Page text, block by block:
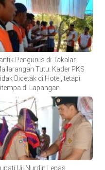
Pengurus di Takalar,
Tutu: Kader PKS
Dicetak di Hotel, tetapi
di Lapangan
Uji Nurdin Lepas